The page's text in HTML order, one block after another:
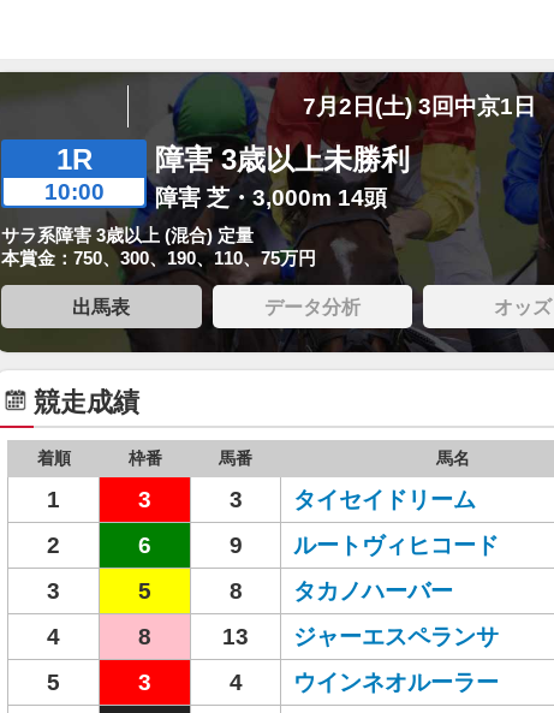
7月2日(土) 3回中京1日
1R
10:00
障害 3歳以上未勝利
障害 芝・3,000m 14頭
サラ系障害 3歳以上 (混合) 定量
本賞金：750、300、190、110、75万円
出馬表 データ分析 オッズ
競走成績
着順 枠番 馬番 馬名
1 3 3 タイセイドリーム
2
6 9 ルートヴィヒコード
3
5 8 タカノハーバー
4
8 13 ジャーエスペランサ
5
3 4 ウインネオルーラー